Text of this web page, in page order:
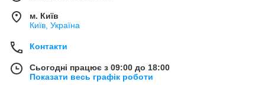
м. Київ
Київ, Україна
Контакти
Сьогодні працює з 09:00 до 18:00
Показати весь графік роботи